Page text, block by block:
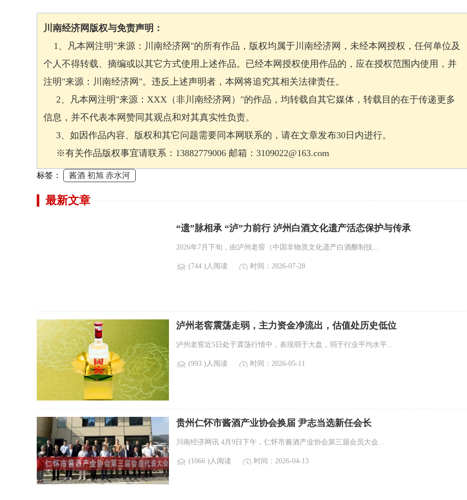
川南经济网版权与免责声明：
1、凡本网注明"来源：川南经济网"的所有作品，版权均属于川南经济网，未经本网授权，任何单位及
个人不得转载、摘编或以其它方式使用上述作品。已经本网授权使用作品的，应在授权范围内使用，并
注明"来源：川南经济网"。违反上述声明者，本网将追究其相关法律责任。
2、凡本网注明"来源：XXX（非川南经济网）"的作品，均转载自其它媒体，转载目的在于传递更多
信息，并不代表本网赞同其观点和对其真实性负责。
3、如因作品内容、版权和其它问题需要同本网联系的，请在文章发布30日内进行。
※有关作品版权事宜请联系：13882779006 邮箱：3109022@163.com
标签： 酱酒 初旭 赤水河
最新文章
“遗”脉相承 “泸”力前行 泸州白酒文化遗产活态保护与传承
2026年7月下旬，由泸州老窖（中国非物质文化遗产白酒酿制技...
(744 )人阅读 时间：2026-07-28
泸州老窖震荡走弱，主力资金净流出，估值处历史低位
泸州老窖近5日处于震荡行情中，表现弱于大盘，弱于行业平均水平...
(993 )人阅读 时间：2026-05-11
贵州仁怀市酱酒产业协会换届 尹志当选新任会长
川南经济网讯 4月9日下午，仁怀市酱酒产业协会第三届会员大会...
(1066 )人阅读 时间：2026-04-13